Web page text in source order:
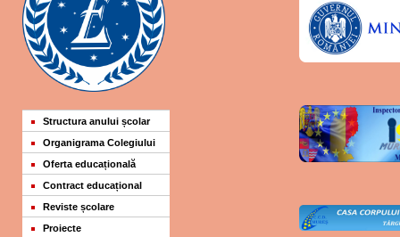
Structura anului școlar
Organigrama Colegiului
Oferta educațională
Contract educațional
Reviste școlare
Proiecte